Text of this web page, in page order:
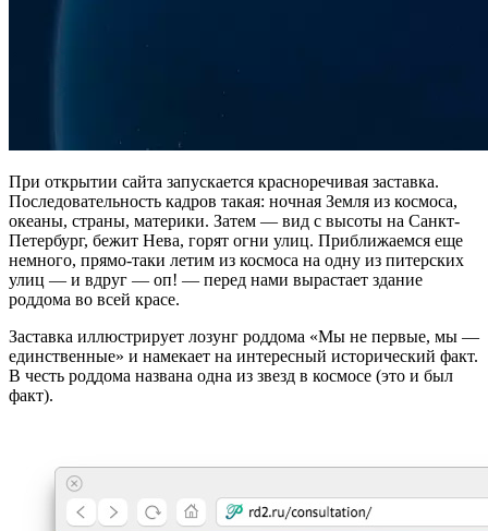
При открытии сайта запускается красноречивая заставка.
Последовательность кадров такая: ночная Земля из космоса,
океаны, страны, материки. Затем — вид с высоты на Санкт-
Петербург, бежит Нева, горят огни улиц. Приближаемся еще
немного, прямо-таки летим из космоса на одну из питерских
улиц — и вдруг — оп! — перед нами вырастает здание
роддома во всей красе.
Заставка иллюстрирует лозунг роддома «Мы не первые, мы —
единственные» и намекает на интересный исторический факт.
В честь роддома названа одна из звезд в космосе (это и был
факт).